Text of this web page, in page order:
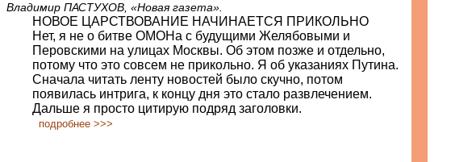
Владимир ПАСТУХОВ, «Новая газета».
НОВОЕ ЦАРСТВОВАНИЕ НАЧИНАЕТСЯ ПРИКОЛЬНО
Нет, я не о битве ОМОНа с будущими Желябовыми и
Перовскими на улицах Москвы. Об этом позже и отдельно,
потому что это совсем не прикольно. Я об указаниях Путина.
Сначала читать ленту новостей было скучно, потом
появилась интрига, к концу дня это стало развлечением.
Дальше я просто цитирую подряд заголовки.
подробнее >>>